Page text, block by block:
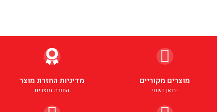
מוצרים מקוריים
יבואן רשמי
מדיניות החזרת מוצר
החזרת מוצרים